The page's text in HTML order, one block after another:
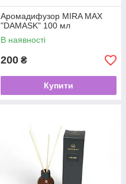
Аромадифузор MIRA MAX
"DAMASK" 100 мл
В наявності
200 ₴
Купити